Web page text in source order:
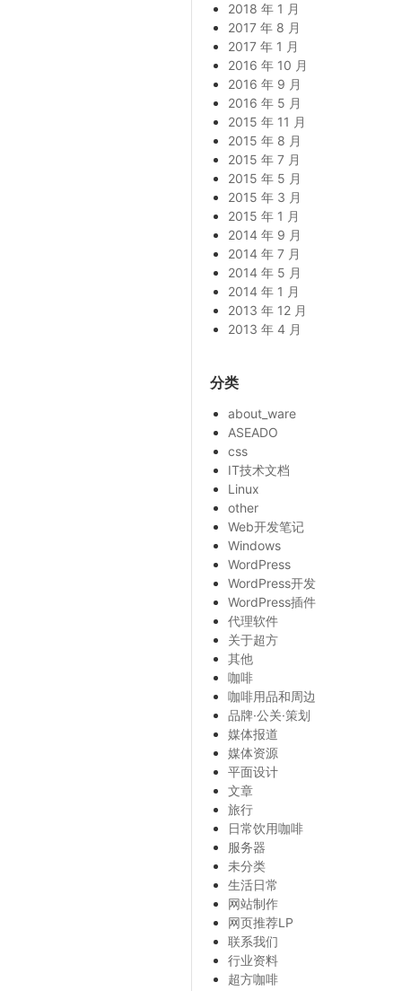
2018 年 1 月
2017 年 8 月
2017 年 1 月
2016 年 10 月
2016 年 9 月
2016 年 5 月
2015 年 11 月
2015 年 8 月
2015 年 7 月
2015 年 5 月
2015 年 3 月
2015 年 1 月
2014 年 9 月
2014 年 7 月
2014 年 5 月
2014 年 1 月
2013 年 12 月
2013 年 4 月
分类
about_ware
ASEADO
css
IT技术文档
Linux
other
Web开发笔记
Windows
WordPress
WordPress开发
WordPress插件
代理软件
关于超方
其他
咖啡
咖啡用品和周边
品牌·公关·策划
媒体报道
媒体资源
平面设计
文章
旅行
日常饮用咖啡
服务器
未分类
生活日常
网站制作
网页推荐LP
联系我们
行业资料
超方咖啡